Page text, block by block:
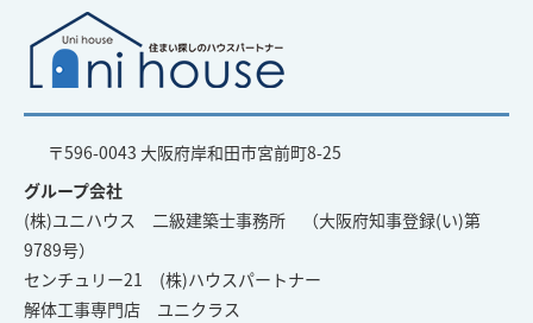
〒596-0043 大阪府岸和田市宮前町8-25
グループ会社
(株)ユニハウス 二級建築士事務所 （大阪府知事登録(い)第
9789号）
センチュリー21 (株)ハウスパートナー
解体工事専門店 ユニクラス